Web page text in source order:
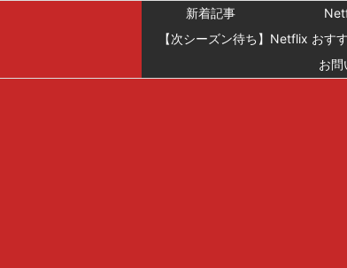
新着記事
【次シーズン待ち】Netflix おす
お問